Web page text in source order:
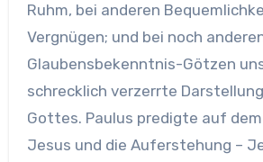
Ruhm, bei anderen
Vergnügen; und bei noch
Glaubensbekenntnis-Götzen
schrecklich verzerrte
Gottes. Paulus predigte auf
Jesus und die Auferstehung –